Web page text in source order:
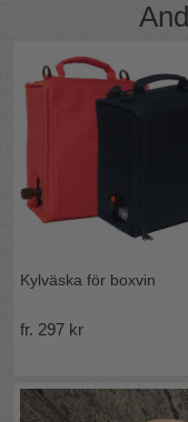
Kylväska för boxvin
fr. 297 kr